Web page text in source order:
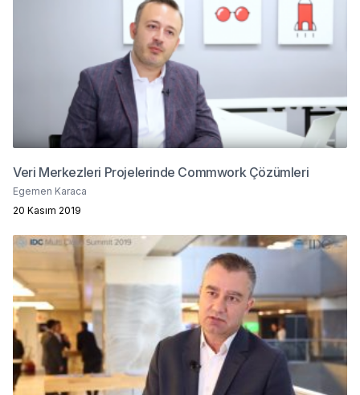
Veri Merkezleri Projelerinde Commwork Çözümleri
Egemen Karaca
20 Kasım 2019